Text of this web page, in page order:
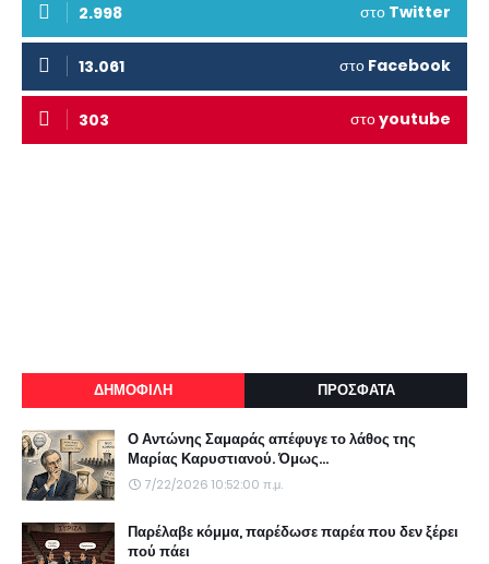
2.998 στο Twitter
13.061 στο Facebook
303 στοyoutube
ΔΗΜΟΦΙΛΗ ΠΡΟΣΦΑΤΑ
Ο Αντώνης Σαμαράς απέφυγε το λάθος της
Μαρίας Καρυστιανού. Όμως...
7/22/2026 10:52:00 π.μ.
Παρέλαβε κόμμα, παρέδωσε παρέα που δεν ξέρει
πού πάει